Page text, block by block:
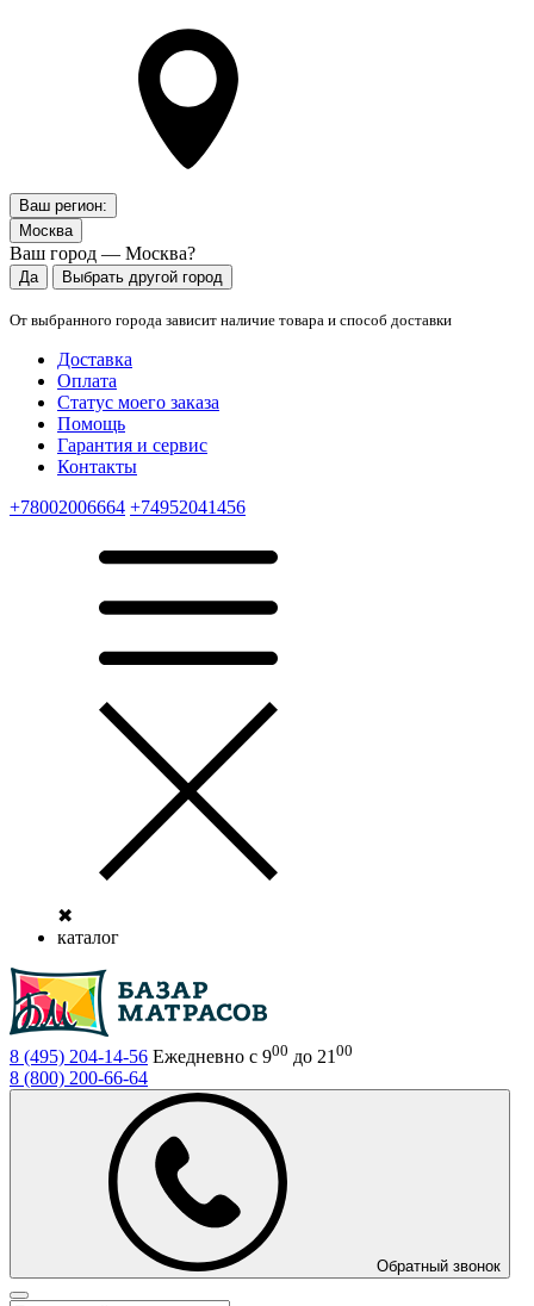
Ваш регион:
Москва
Ваш город — Москва?
Да Выбрать другой город
От выбранного города зависит наличие товара и способ доставки
Доставка
Оплата
Статус моего заказа
Помощь
Гарантия и сервис
Контакты
+78002006664 +74952041456
✖
каталог
8 (495) 204-14-56 Ежедневно с 900 до 21 00
8 (800) 200-66-64
Обратный звонок